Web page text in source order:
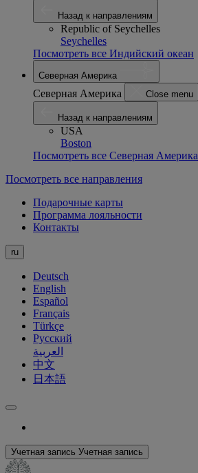
Назад к направлениям
Republic of Seychelles
Seychelles
Посмотреть все Индийский океан
Северная Америка
Северная Америка Close menu
Назад к направлениям
USA
Boston
Посмотреть все Северная Америка
Посмотреть все направления
Подарочные карты
Программа лояльности
Контакты
ru
Deutsch
English
Español
Français
Türkçe
Русский
العربية
中文
日本語
Учетная запись Учетная запись